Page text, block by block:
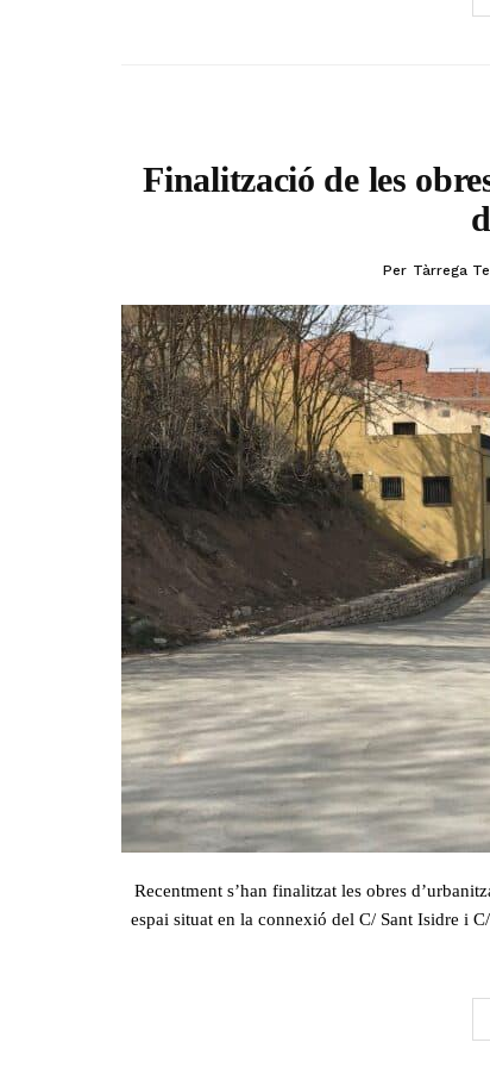
Finalització de les
Per Tàrrega
Recentment s’han finalitzat les obres
espai situat en la connexió del C/ Sant Isidre i